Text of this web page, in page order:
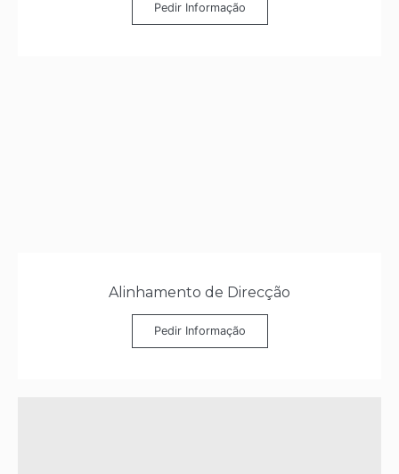
Pedir Informação
Alinhamento de Direcção
Pedir Informação